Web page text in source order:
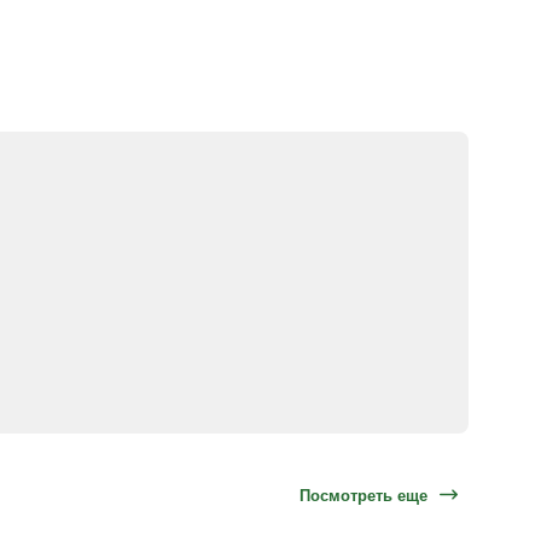
Посмотреть еще